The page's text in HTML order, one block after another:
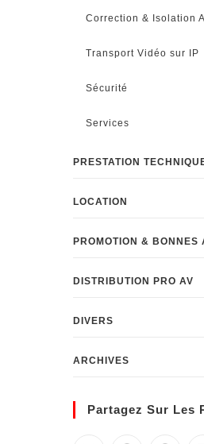
Correction & Isolation
Transport Vidéo sur IP
Sécurité
Services
PRESTATION
LOCATION
PROMOTION & BONNES
DISTRIBUTION PRO AV
DIVERS
ARCHIVES
Partagez Sur Les